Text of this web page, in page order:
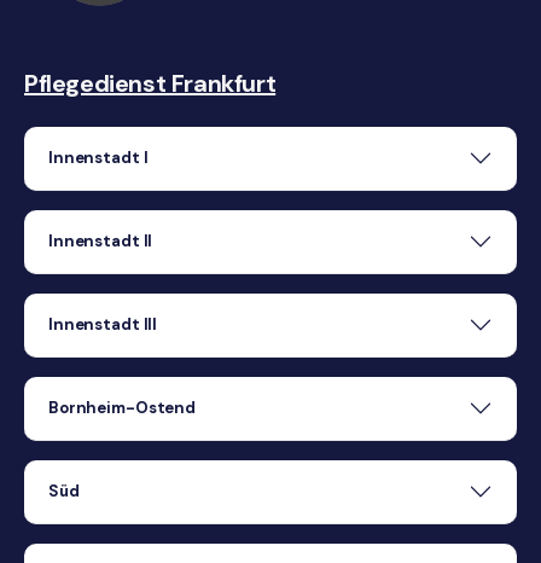
Pflegedienst Frankfurt
Innenstadt I
Innenstadt II
Innenstadt III
Bornheim-Ostend
Süd